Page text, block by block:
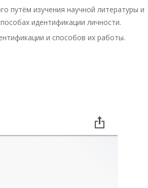
путём изучения научной литературы и
идентификации личности.
и способов их работы.